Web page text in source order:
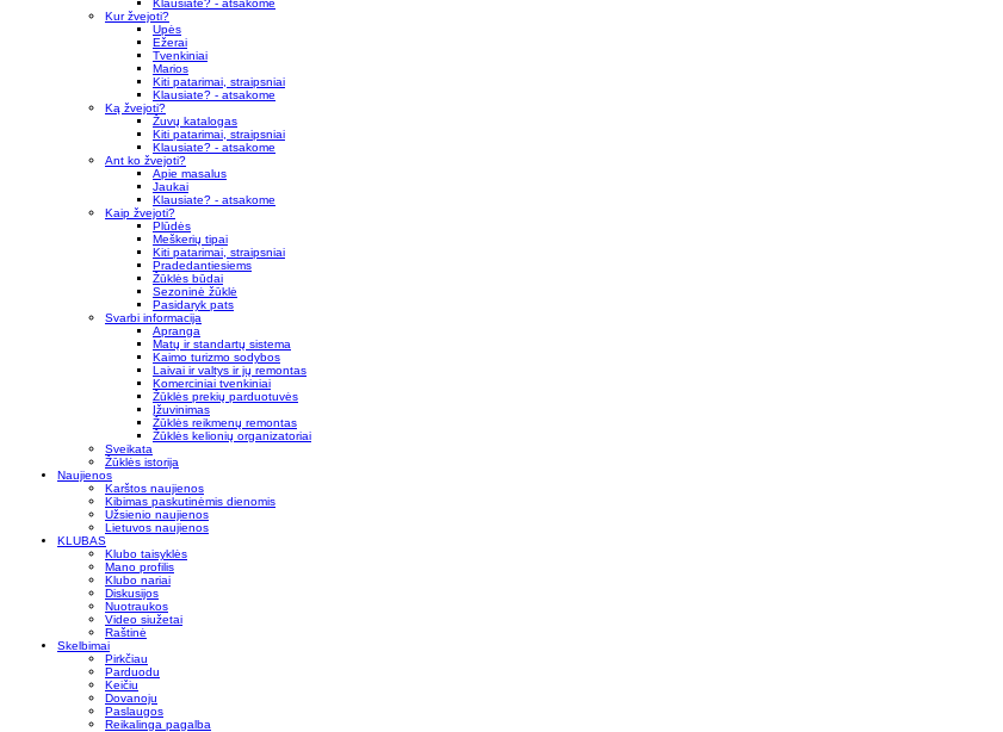
Klausiate? - atsakome
Kur žvejoti?
Upės
Ežerai
Tvenkiniai
Marios
Kiti patarimai, straipsniai
Klausiate? - atsakome
Ką žvejoti?
Žuvų katalogas
Kiti patarimai, straipsniai
Klausiate? - atsakome
Ant ko žvejoti?
Apie masalus
Jaukai
Klausiate? - atsakome
Kaip žvejoti?
Plūdės
Meškerių tipai
Kiti patarimai, straipsniai
Pradedantiesiems
Žūklės būdai
Sezoninė žūklė
Pasidaryk pats
Svarbi informacija
Apranga
Matų ir standartų sistema
Kaimo turizmo sodybos
Laivai ir valtys ir jų remontas
Komerciniai tvenkiniai
Žūklės prekių parduotuvės
Įžuvinimas
Žūklės reikmenų remontas
Žūklės kelionių organizatoriai
Sveikata
Žūklės istorija
Naujienos
Karštos naujienos
Kibimas paskutinėmis dienomis
Užsienio naujienos
Lietuvos naujienos
KLUBAS
Klubo taisyklės
Mano profilis
Klubo nariai
Diskusijos
Nuotraukos
Video siužetai
Raštinė
Skelbimai
Pirkčiau
Parduodu
Keičiu
Dovanoju
Paslaugos
Reikalinga pagalba